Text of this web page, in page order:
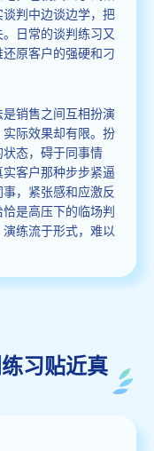
判中边谈边学，把
日常的谈判练习又
原客户的强硬和刁
销售之间互相扮演
际效果却有限。扮
态，碍于同事情
客户那种步步紧逼
，紧张感和应激反
是高压下的临场判
练流于形式，难以
习贴近真